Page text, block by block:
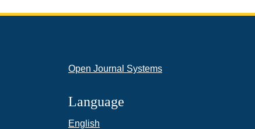
Open Journal Systems
Language
English